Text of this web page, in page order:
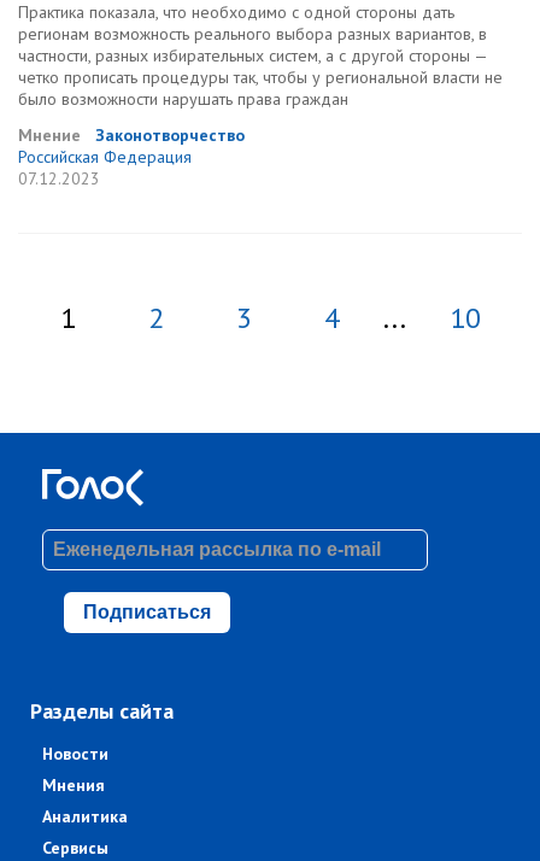
Практика показала, что необходимо с одной стороны дать
регионам возможность реального выбора разных вариантов, в
частности, разных избирательных систем, а с другой стороны —
четко прописать процедуры так, чтобы у региональной власти не
было возможности нарушать права граждан
Мнение
Законотворчество
Российская Федерация
07.12.2023
1 2 3 4 ... 10
Подписаться
Разделы сайта
Новости
Мнения
Аналитика
Сервисы